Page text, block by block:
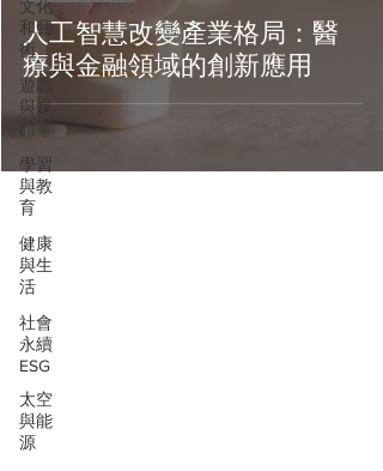
文化
和藝
術
遊戲
與媒
體
學習
與教
育
健康
與生
活
社會
永續
ESG
太空
與能
源
人工智慧改變產業格局：醫
療與金融領域的創新應用